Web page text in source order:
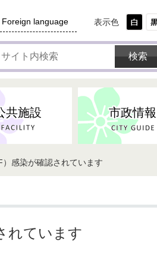
Foreign language 表示色
共施設 市政情報
感染が確認されています
れています